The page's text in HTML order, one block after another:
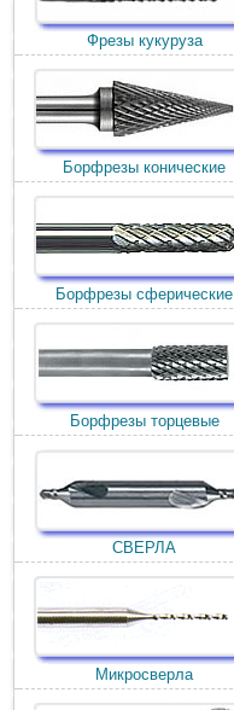
Фрезы кукуруза
Борфрезы конические
Борфрезы сферические
Борфрезы торцевые
СВЕРЛА
Микросверла